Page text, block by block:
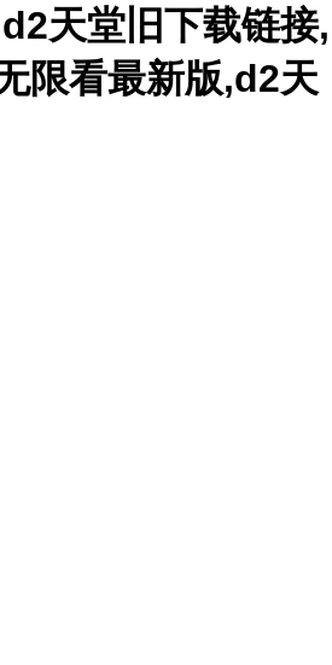
天堂旧下载链接,
限看最新版,d2天